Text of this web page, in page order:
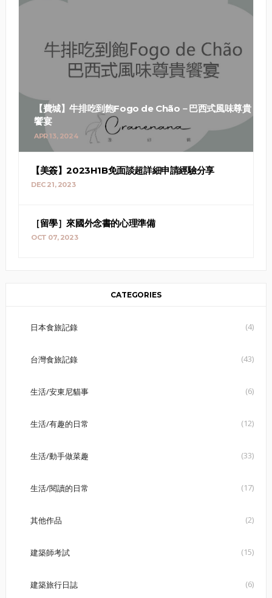
【費城】牛排吃到飽Fogo de Chão－巴西式風味尊貴
饗宴
APR 13, 2024
【美簽】2023H1B免面談超詳細申請經驗分享
DEC 21, 2023
［留學］來國外念書的心理準備
OCT 07, 2023
CATEGORIES
日本食旅記錄 (4)
台灣食旅記錄 (43)
生活/安東尼貓事 (6)
生活/有趣的日常 (12)
生活/動手做菜趣 (33)
生活/閱讀的日常 (17)
其他作品 (2)
建築師考試 (15)
建築旅行日誌 (6)